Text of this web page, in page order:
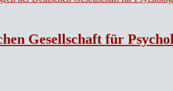
Gesellschaft für